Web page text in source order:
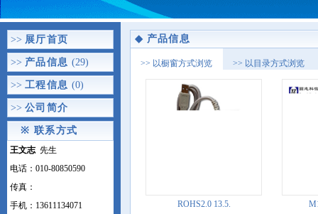
>> 展厅首页
>> 产品信息 (29)
>> 工程信息 (0)
>> 公司简介
※ 联系方式
王文志先生
电话：010-80850590
传真：
手机：13611134071
◆ 产品信息
>> 以橱窗方式浏览 >> 以目录方式浏览
ROHS2.0 13.5.